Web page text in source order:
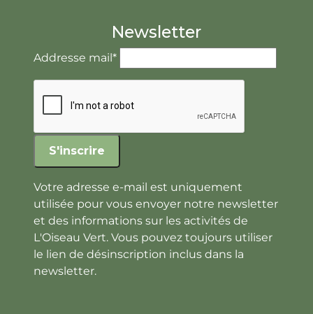
Newsletter
Addresse mail*
Votre adresse e-mail est uniquement
utilisée pour vous envoyer notre newsletter
et des informations sur les activités de
L'Oiseau Vert. Vous pouvez toujours utiliser
le lien de désinscription inclus dans la
newsletter.